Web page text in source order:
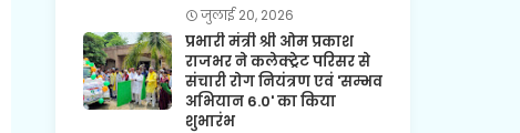
जुलाई 20, 2026
प्रभारी मंत्री श्री ओम प्रकाश
राजभर ने कलेक्ट्रेट परिसर से
संचारी रोग नियंत्रण एवं 'सम्भव
अभियान 6.0' का किया
शुभारंभ